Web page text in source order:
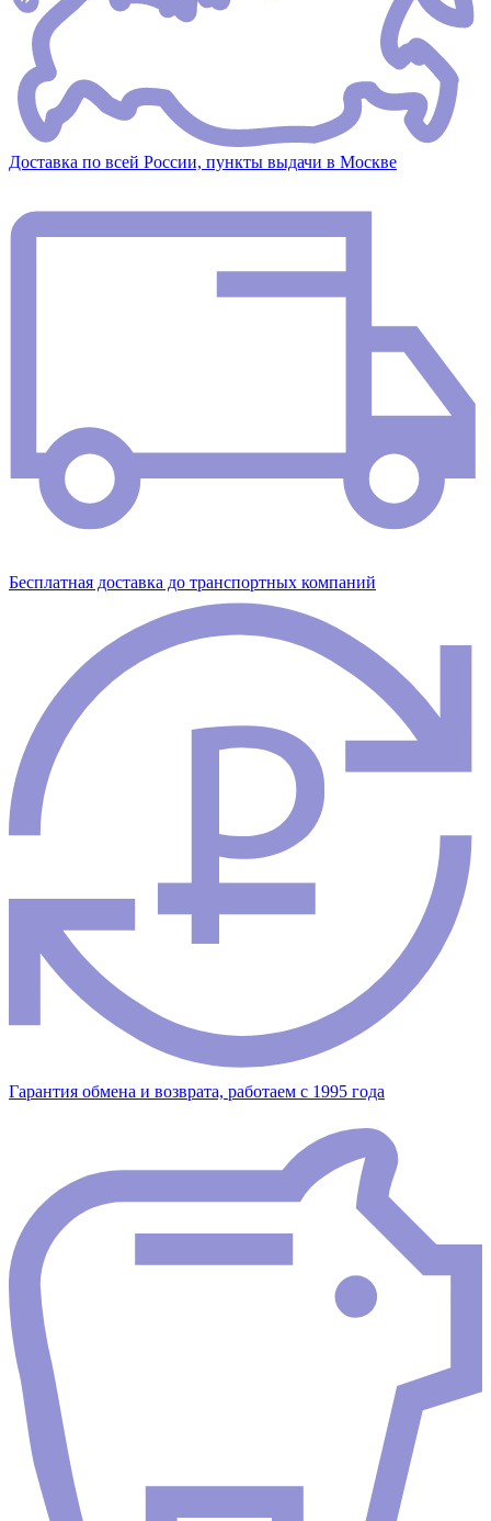
Доставка по всей России, пункты выдачи в Москве
Бесплатная доставка до транспортных компаний
Гарантия обмена и возврата, работаем с 1995 года